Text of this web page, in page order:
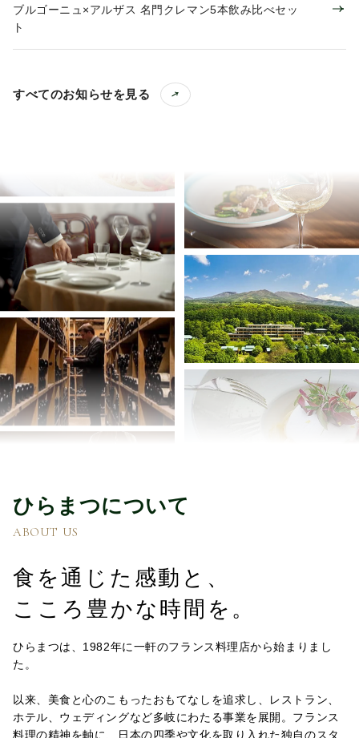
ブルゴーニュ×アルザス 名門クレマン5本飲み比べセッ
ト
すべてのお知らせを見る
ひらまつについて
ABOUT US
食を通じた感動と、
こころ豊かな時間を。
ひらまつは、1982年に一軒のフランス料理店から始まりまし
た。
以来、美食と心のこもったおもてなしを追求し、レストラン、
ホテル、ウェディングなど多岐にわたる事業を展開。フランス
料理の精神を軸に、日本の四季や文化を取り入れた独自のスタ